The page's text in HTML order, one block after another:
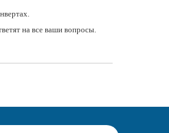
на все ваши вопросы.